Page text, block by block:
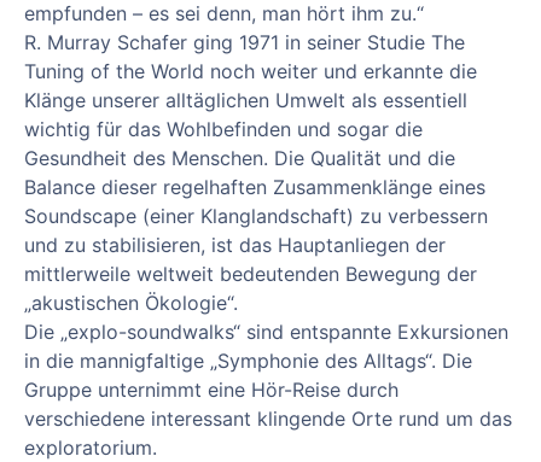
empfunden – es sei denn, man hört ihm zu.“
R. Murray Schafer ging 1971 in seiner Studie The
Tuning of the World noch weiter und erkannte die
Klänge unserer alltäglichen Umwelt als essentiell
wichtig für das Wohlbefinden und sogar die
Gesundheit des Menschen. Die Qualität und die
Balance dieser regelhaften Zusammenklänge eines
Soundscape (einer Klanglandschaft) zu verbessern
und zu stabilisieren, ist das Hauptanliegen der
mittlerweile weltweit bedeutenden Bewegung der
„akustischen Ökologie“.
Die „explo-soundwalks“ sind entspannte Exkursionen
in die mannigfaltige „Symphonie des Alltags“. Die
Gruppe unternimmt eine Hör-Reise durch
verschiedene interessant klingende Orte rund um das
exploratorium.